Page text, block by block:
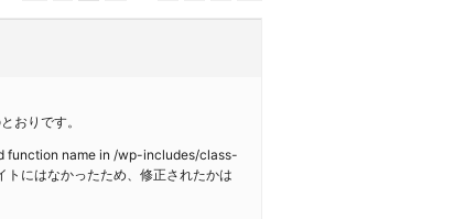
おりです。
function name in /wp-includes/class-
にはなかったため、修正されたかは